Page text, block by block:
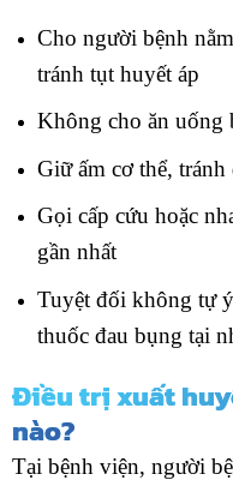
Cho người bệnh
tránh tụt huyết áp
Không cho ăn uống
Giữ ấm cơ thể,
Gọi cấp cứu hoặc
gần nhất
Tuyệt đối không tự
thuốc đau bụng tại
Điều trị xuất
nào?
Tại bệnh viện, người